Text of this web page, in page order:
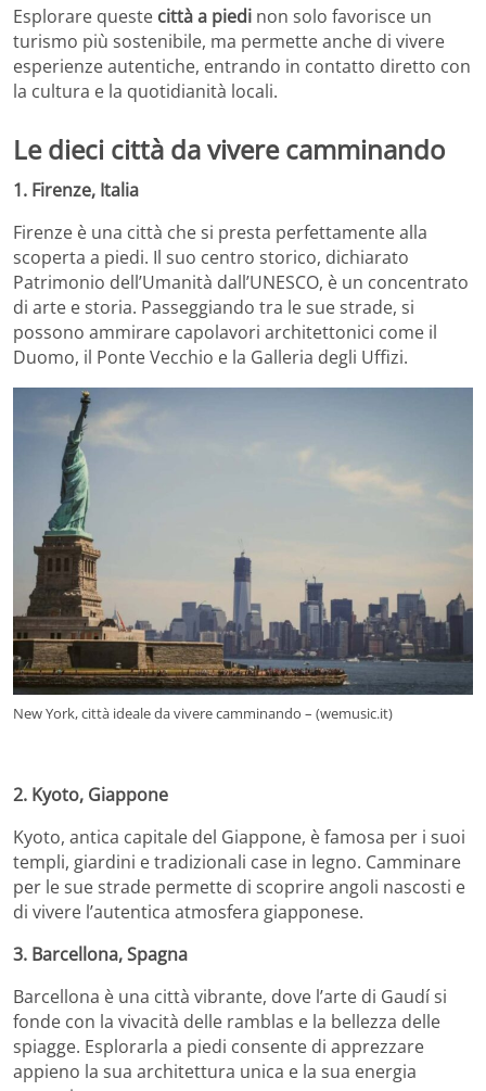
Esplorare queste città a piedi non solo favorisce un
turismo più sostenibile, ma permette anche di vivere
esperienze autentiche, entrando in contatto diretto con
la cultura e la quotidianità locali.
Le dieci città da vivere camminando​
1. Firenze, Italia
Firenze è una città che si presta perfettamente alla
scoperta a piedi. Il suo centro storico, dichiarato
Patrimonio dell’Umanità dall’UNESCO, è un concentrato
di arte e storia. Passeggiando tra le sue strade, si
possono ammirare capolavori architettonici come il
Duomo, il Ponte Vecchio e la Galleria degli Uffizi.
New York, città ideale da vivere camminando – (wemusic.it)
2. Kyoto, Giappone
Kyoto, antica capitale del Giappone, è famosa per i suoi
templi, giardini e tradizionali case in legno. Camminare
per le sue strade permette di scoprire angoli nascosti e
di vivere l’autentica atmosfera giapponese.
3. Barcellona, Spagna
Barcellona è una città vibrante, dove l’arte di Gaudí si
fonde con la vivacità delle ramblas e la bellezza delle
spiagge. Esplorarla a piedi consente di apprezzare
appieno la sua architettura unica e la sua energia